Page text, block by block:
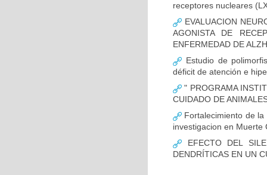
receptores nucleares
EVALUACION
AGONISTA DE
ENFERMEDAD DE
Estudio de
déficit de atención e
" PROGRAMA
CUIDADO DE
Fortalecimiento de la
investigacion en Muerte
EFECTO DEL
DENDRÍTICAS EN UN